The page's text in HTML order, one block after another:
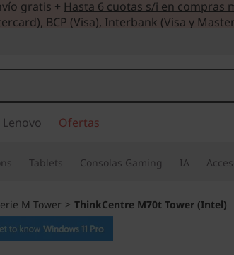
gratis + Hasta 6 cuotas s/i en compras
BCP (Visa), Interbank (Visa y
Ofertas
Tablets Consolas Gaming IA
M Tower > ThinkCentre M70t Tower (Intel)